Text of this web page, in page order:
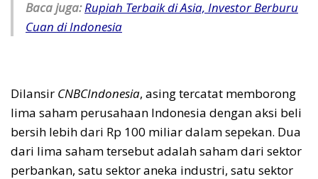
Baca juga:Rupiah Terbaik di Asia, Investor Berburu
Cuan di Indonesia
Dilansir CNBCIndonesia, asing tercatat memborong
lima saham perusahaan Indonesia dengan aksi beli
bersih lebih dari Rp 100 miliar dalam sepekan. Dua
dari lima saham tersebut adalah saham dari sektor
perbankan, satu sektor aneka industri, satu sektor